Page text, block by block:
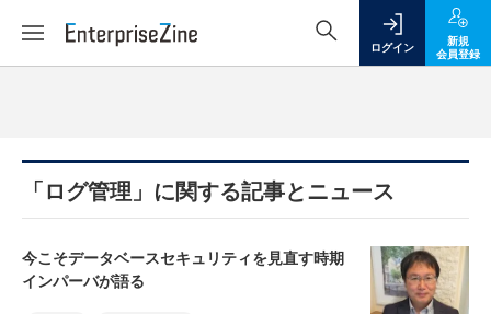
ログイン
新規
会員登録
「ログ管理」に関する記事とニュース
今こそデータベースセキュリティを見直す時期
インパーバが語る